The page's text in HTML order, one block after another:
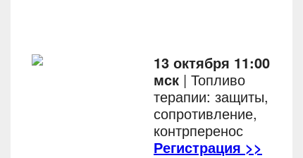
13 октября 11:00
мск | Топливо
терапии: защиты,
сопротивление,
контрперенос
Регистрация >>